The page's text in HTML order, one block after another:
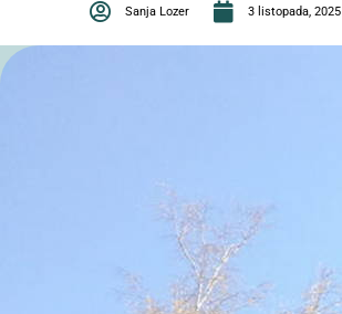
Sanja Lozer 3 listopada, 2025